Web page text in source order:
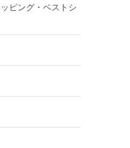
ピング・ベストシ